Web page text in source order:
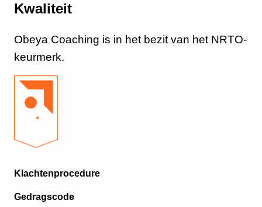
Kwaliteit
Obeya Coaching is in het bezit van het NRTO-
keurmerk.
Klachtenprocedure
Gedragscode